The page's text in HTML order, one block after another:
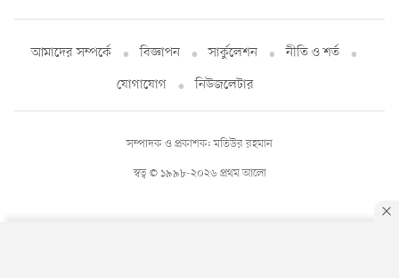
আমাদের সম্পর্কে বিজ্ঞাপন সার্কুলেশন
নীতি ও শর্ত
যোগাযোগ
নিউজলেটার
স্বত্ব © ১৯৯৮-২০২৬ প্রথম আলো
সম্পাদক ও প্রকাশক: মতিউর রহমান